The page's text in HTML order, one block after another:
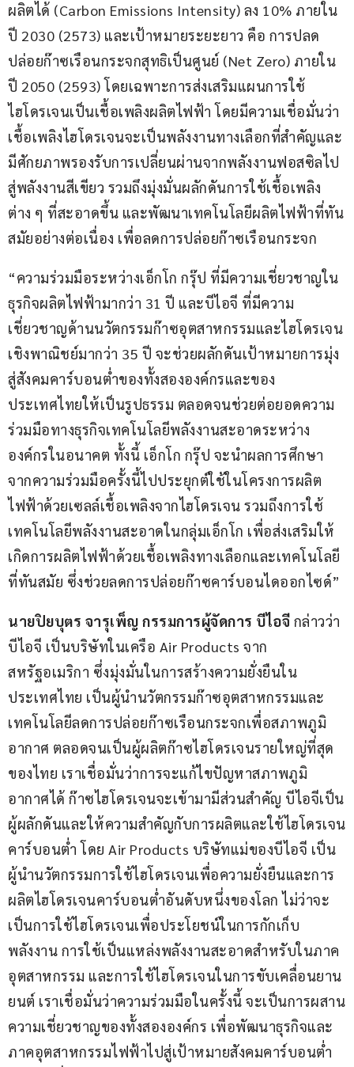
ผลิตได้ (Carbon Emissions Intensity) ลง 10% ภายใน
ปี 2030 (2573) และเป้าหมายระยะยาว คือ การปลด
ปล่อยก๊าซเรือนกระจกสุทธิเป็นศูนย์ (Net Zero) ภายใน
ปี 2050 (2593) โดยเฉพาะการส่งเสริมแผนการใช้
ไฮโดรเจนเป็นเชื้อเพลิงผลิตไฟฟ้า โดยมีความเชื่อมั่นว่า
เชื้อเพลิงไฮโดรเจนจะเป็นพลังงานทางเลือกที่สำคัญและ
มีศักยภาพรองรับการเปลี่ยนผ่านจากพลังงานฟอสซิลไป
สู่พลังงานสีเขียว รวมถึงมุ่งมั่นผลักดันการใช้เชื้อเพลิง
ต่าง ๆ ที่สะอาดขึ้น และพัฒนาเทคโนโลยีผลิตไฟฟ้าที่ทัน
สมัยอย่างต่อเนื่อง เพื่อลดการปล่อยก๊าซเรือนกระจก
“ความร่วมมือระหว่างเอ็กโก กรุ๊ป ที่มีความเชี่ยวชาญใน
ธุรกิจผลิตไฟฟ้ามากว่า 31 ปี และบีไอจี ที่มีความ
เชี่ยวชาญด้านนวัตกรรมก๊าซอุตสาหกรรมและไฮโดรเจน
เชิงพาณิชย์มากว่า 35 ปี จะช่วยผลักดันเป้าหมายการมุ่ง
สู่สังคมคาร์บอนต่ำของทั้งสององค์กรและของ
ประเทศไทยให้เป็นรูปธรรม ตลอดจนช่วยต่อยอดความ
ร่วมมือทางธุรกิจเทคโนโลยีพลังงานสะอาดระหว่าง
องค์กรในอนาคต ทั้งนี้ เอ็กโก กรุ๊ป จะนำผลการศึกษา
จากความร่วมมือครั้งนี้ไปประยุกต์ใช้ในโครงการผลิต
ไฟฟ้าด้วยเซลล์เชื้อเพลิงจากไฮโดรเจน รวมถึงการใช้
เทคโนโลยีพลังงานสะอาดในกลุ่มเอ็กโก เพื่อส่งเสริมให้
เกิดการผลิตไฟฟ้าด้วยเชื้อเพลิงทางเลือกและเทคโนโลยี
ที่ทันสมัย ซึ่งช่วยลดการปล่อยก๊าซคาร์บอนไดออกไซด์”
นายปิยบุตร จารุเพ็ญ กรรมการผู้จัดการ บีไอจี กล่าวว่า
บีไอจี เป็นบริษัทในเครือ Air Products จาก
สหรัฐอเมริกา ซึ่งมุ่งมั่นในการสร้างความยั่งยืนใน
ประเทศไทย เป็นผู้นำนวัตกรรมก๊าซอุตสาหกรรมและ
เทคโนโลยีลดการปล่อยก๊าซเรือนกระจกเพื่อสภาพภูมิ
อากาศ ตลอดจนเป็นผู้ผลิตก๊าซไฮโดรเจนรายใหญ่ที่สุด
ของไทย เราเชื่อมั่นว่าการจะแก้ไขปัญหาสภาพภูมิ
อากาศได้ ก๊าซไฮโดรเจนจะเข้ามามีส่วนสำคัญ บีไอจีเป็น
ผู้ผลักดันและให้ความสำคัญกับการผลิตและใช้ไฮโดรเจน
คาร์บอนต่ำ โดย Air Products บริษัทแม่ของบีไอจี เป็น
ผู้นำนวัตกรรมการใช้ไฮโดรเจนเพื่อความยั่งยืนและการ
ผลิตไฮโดรเจนคาร์บอนต่ำอันดับหนึ่งของโลก ไม่ว่าจะ
เป็นการใช้ไฮโดรเจนเพื่อประโยชน์ในการกักเก็บ
พลังงาน การใช้เป็นแหล่งพลังงานสะอาดสำหรับในภาค
อุตสาหกรรม และการใช้ไฮโดรเจนในการขับเคลื่อนยาน
ยนต์ เราเชื่อมั่นว่าความร่วมมือในครั้งนี้ จะเป็นการผสาน
ความเชี่ยวชาญของทั้งสององค์กร เพื่อพัฒนาธุรกิจและ
ภาคอุตสาหกรรมไฟฟ้าไปสู่เป้าหมายสังคมคาร์บอนต่ำ